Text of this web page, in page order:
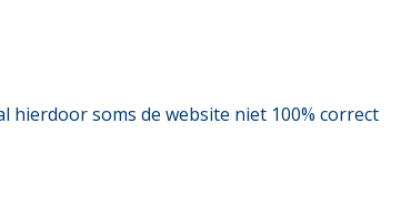
hierdoor soms de website niet 100% correct